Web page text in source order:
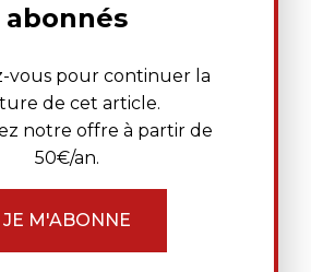
abonnés
vous pour continuer la
de cet article.
notre offre à partir de
50€/an.
JE M'ABONNE